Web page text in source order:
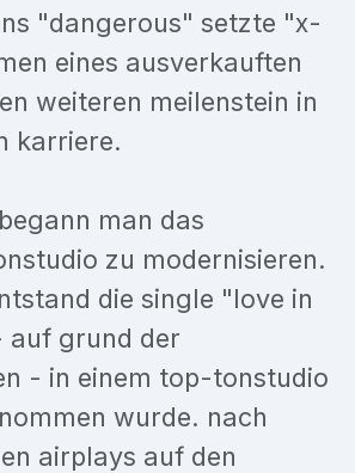
"dangerous" setzte "x-
eines ausverkauften
weiteren meilenstein in
karriere.
man das
zu modernisieren.
die single "love in
auf grund der
- in einem top-tonstudio
wurde. nach
airplays auf den